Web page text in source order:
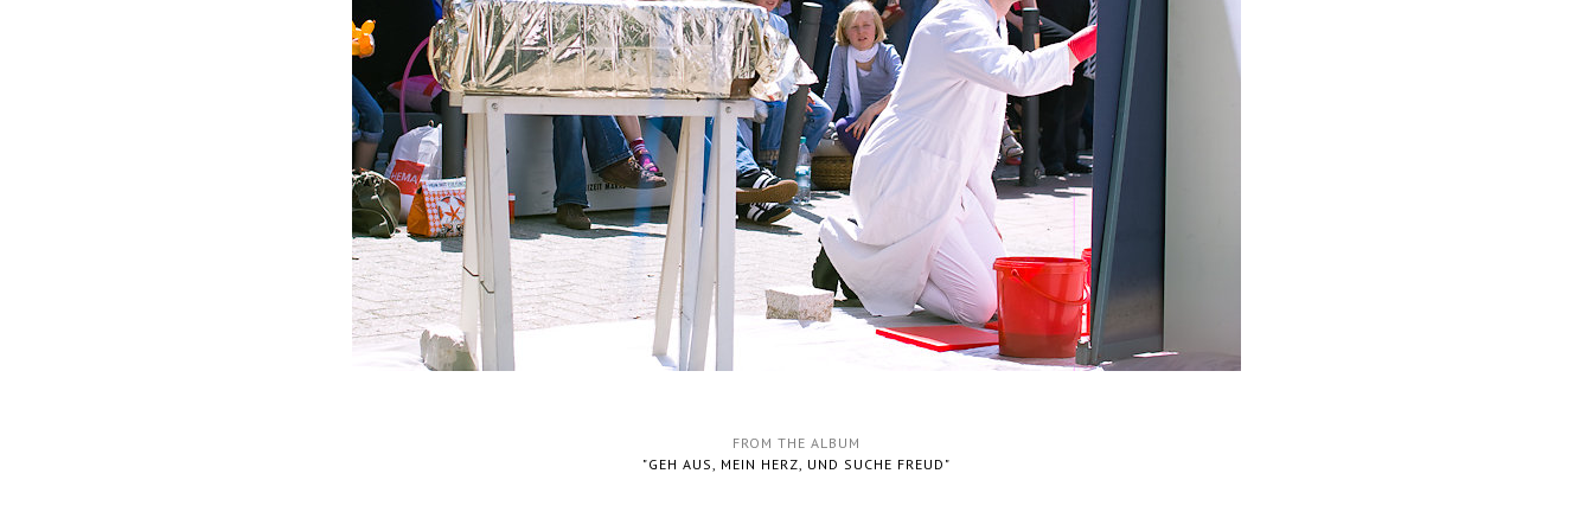
FROM THE ALBUM
"GEH AUS, MEIN HERZ, UND SUCHE FREUD"